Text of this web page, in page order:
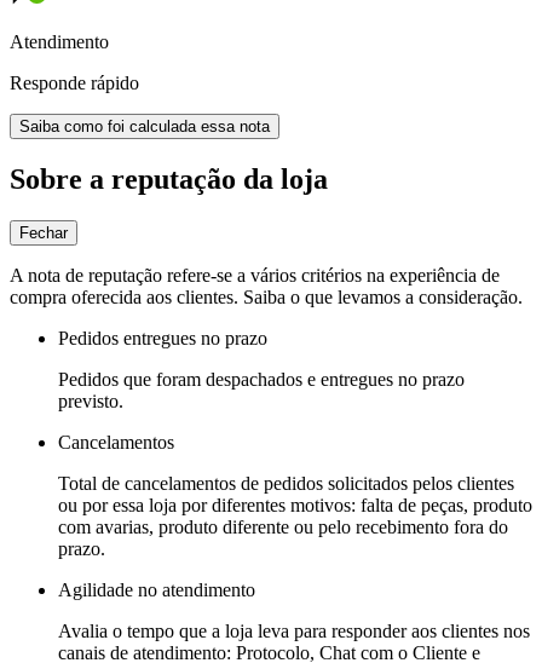
Atendimento
Responde rápido
Saiba como foi calculada essa nota
Sobre a reputação da loja
Fechar
A nota de reputação refere-se a vários critérios na experiência de
compra oferecida aos clientes. Saiba o que levamos a consideração.
Pedidos entregues no prazo
Pedidos que foram despachados e entregues no prazo
previsto.
Cancelamentos
Total de cancelamentos de pedidos solicitados pelos clientes
ou por essa loja por diferentes motivos: falta de peças, produto
com avarias, produto diferente ou pelo recebimento fora do
prazo.
Agilidade no atendimento
Avalia o tempo que a loja leva para responder aos clientes nos
canais de atendimento: Protocolo, Chat com o Cliente e